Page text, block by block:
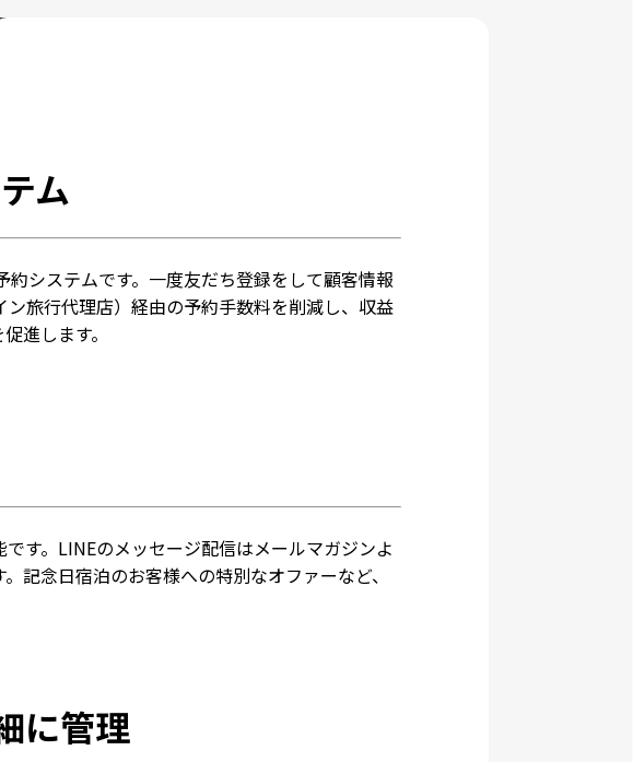
ム
システムです。一度友だち登録をして顧客情報
旅行代理店）経由の予約手数料を削減し、収益
進します。
す。LINEのメッセージ配信はメールマガジンよ
記念日宿泊のお客様への特別なオファーなど、
に管理